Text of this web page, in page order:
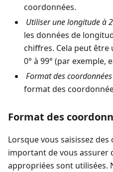
coordonnées.
Utiliser une longitude à
les données de
chiffres. Cela peut
0° à 99° (par exemple,
Format des coordonnées
format des
Format des
Lorsque vous saisissez
important de vous assurer
appropriées sont utilisées.